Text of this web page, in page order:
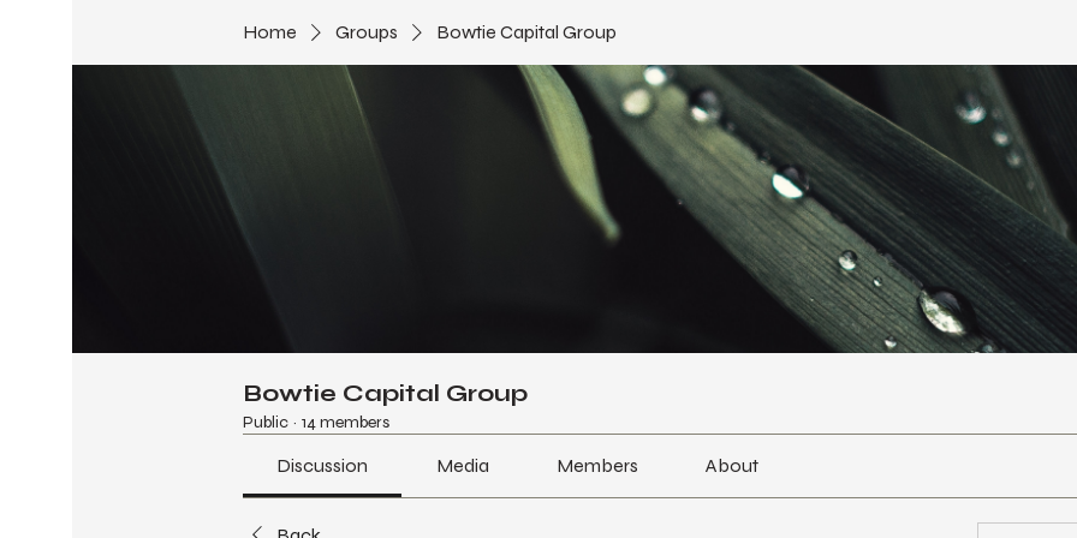
Home Groups Bowtie Capital Group
Bowtie Capital Group
Public · 14 members
Discussion Media Members About